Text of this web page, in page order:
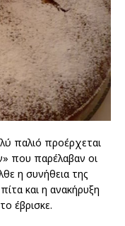
παλιό προέρχεται
που παρέλαβαν οι
η συνήθεια της
και η ανακήρυξη
έβρισκε.